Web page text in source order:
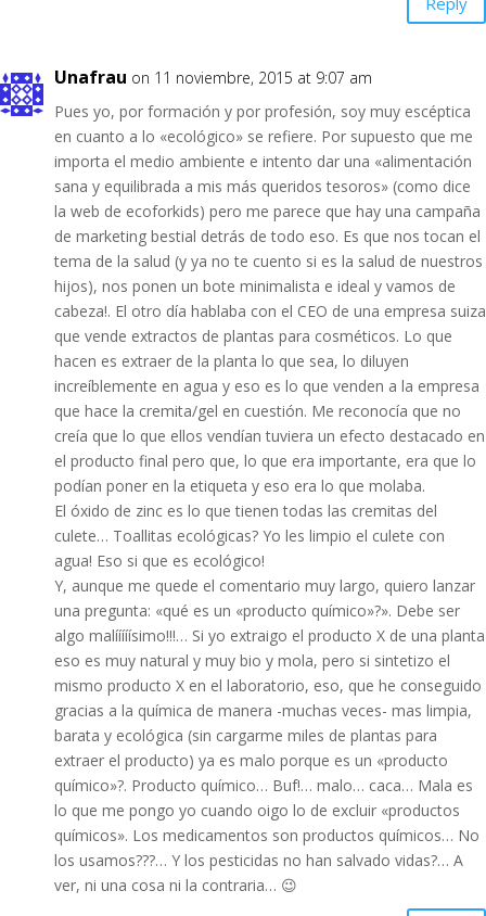
Unafrau on 11 noviembre, 2015 at 9:07 am
Pues yo, por formación y por profesión, soy muy escéptica
en cuanto a lo «ecológico» se refiere. Por supuesto que me
importa el medio ambiente e intento dar una «alimentación
sana y equilibrada a mis más queridos tesoros» (como dice
la web de ecoforkids) pero me parece que hay una campaña
de marketing bestial detrás de todo eso. Es que nos tocan el
tema de la salud (y ya no te cuento si es la salud de nuestros
hijos), nos ponen un bote minimalista e ideal y vamos de
cabeza!. El otro día hablaba con el CEO de una empresa suiza
que vende extractos de plantas para cosméticos. Lo que
hacen es extraer de la planta lo que sea, lo diluyen
increíblemente en agua y eso es lo que venden a la empresa
que hace la cremita/gel en cuestión. Me reconocía que no
creía que lo que ellos vendían tuviera un efecto destacado en
el producto final pero que, lo que era importante, era que lo
podían poner en la etiqueta y eso era lo que molaba.
El óxido de zinc es lo que tienen todas las cremitas del
culete… Toallitas ecológicas? Yo les limpio el culete con
agua! Eso si que es ecológico!
Y, aunque me quede el comentario muy largo, quiero lanzar
una pregunta: «qué es un «producto químico»?». Debe ser
algo malííííísimo!!!… Si yo extraigo el producto X de una planta
eso es muy natural y muy bio y mola, pero si sintetizo el
mismo producto X en el laboratorio, eso, que he conseguido
gracias a la química de manera -muchas veces- mas limpia,
barata y ecológica (sin cargarme miles de plantas para
extraer el producto) ya es malo porque es un «producto
químico»?. Producto químico… Buf!… malo… caca… Mala es
lo que me pongo yo cuando oigo lo de excluir «productos
químicos». Los medicamentos son productos químicos… No
los usamos???… Y los pesticidas no han salvado vidas?… A
ver, ni una cosa ni la contraria… 😉